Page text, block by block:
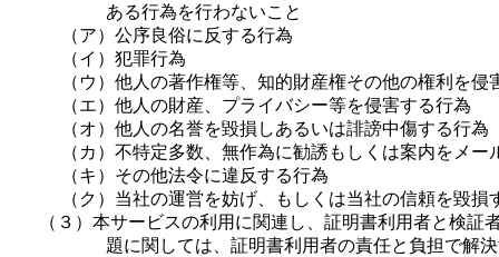
        ある行為を行わないこと
    （ア）公序良俗に反する行為
    （イ）犯罪行為
（ウ）他人の著作権等、知的財産権その他の権利を侵
    （エ）他人の財産、プライバシー等を侵害する行為
    （オ）他人の名誉を毀損しあるいは誹謗中傷する行為
（カ）不特定多数、無作為に勧誘もしくは案内をメー
    （キ）その他法令に違反する行為
（ク）当社の運営を妨げ、もしくは当社の信頼を毀損
（３）本サービスの利用に関連し、証明書利用者と検証
題に関しては、証明書利用者の責任と負担で解